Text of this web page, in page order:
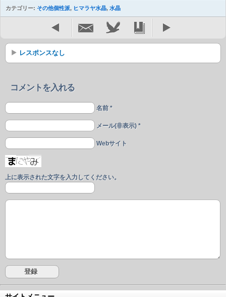
カテゴリー: その他個性派, ヒマラヤ水晶, 水晶
レスポンスなし
コメントを入れる
名前 *
メール(非表示) *
Webサイト
上に表示された文字を入力してください。